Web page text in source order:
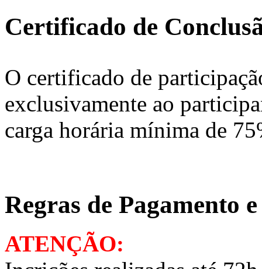
Certificado de
O certificado de
exclusivamente ao
carga horária mínima de
Regras de Pagamento
ATENÇÃO: